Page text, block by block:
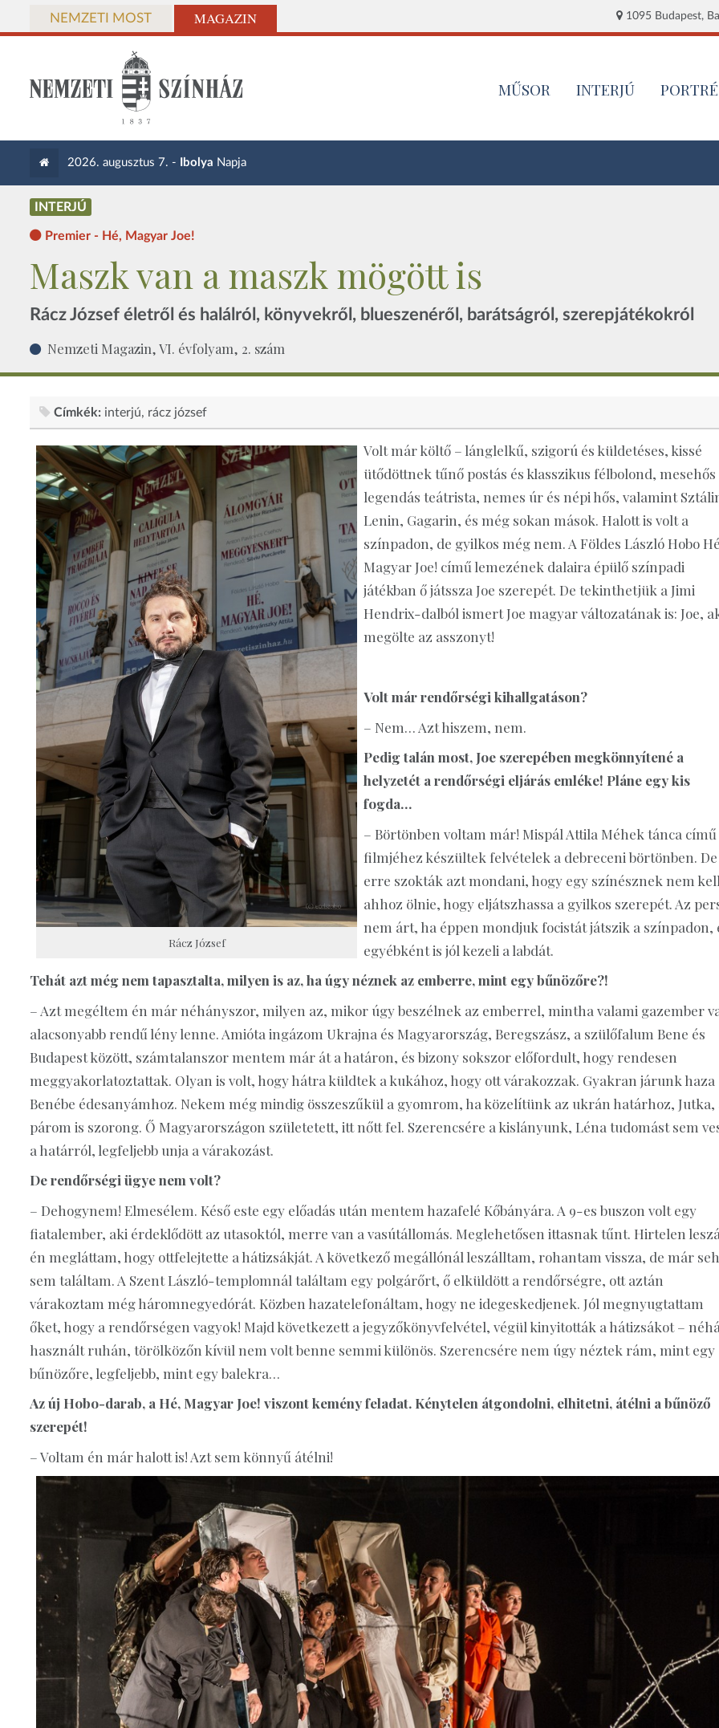
NEMZETI MOST MAGAZIN 1095 Budapest,
MŰSOR INTERJÚ PORTRÉ
2026. augusztus 7. - Ibolya Napja
INTERJÚ
Premier - Hé, Magyar Joe!
Maszk van a maszk mögött is
Rácz József életről és halálról, könyvekről, blueszenéről, barátságról, szerepjátékokról
Nemzeti Magazin, VI. évfolyam, 2. szám
Címkék: interjú rácz józsef
Rácz József
Volt már költő – lánglelkű, szigorú és küldetéses, kissé
ütődöttnek tűnő postás és klasszikus félbolond, mesehős
legendás teátrista, nemes úr és népi hős, valamint
Lenin, Gagarin, és még sokan mások. Halott is volt a
színpadon, de gyilkos még nem. A Földes László Hobo
Magyar Joe! című lemezének dalaira épülő színpadi
játékban ő játssza Joe szerepét. De tekinthetjük a Jimi
Hendrix-dalból ismert Joe magyar változatának is: Joe,
megölte az asszonyt!
Volt már rendőrségi kihallgatáson?
– Nem… Azt hiszem, nem.
Pedig talán most, Joe szerepében megkönnyítené a
helyzetét a rendőrségi eljárás emléke! Pláne egy kis
fogda…
– Börtönben voltam már! Mispál Attila Méhek tánca című
filmjéhez készültek felvételek a debreceni börtönben. De
erre szokták azt mondani, hogy egy színésznek nem kell
ahhoz ölnie, hogy eljátszhassa a gyilkos szerepét. Az
nem árt, ha éppen mondjuk focistát játszik a színpadon,
egyébként is jól kezeli a labdát.
Tehát azt még nem tapasztalta, milyen is az, ha úgy néznek az emberre, mint egy bűnözőre?!
– Azt megéltem én már néhányszor, milyen az, mikor úgy beszélnek az emberrel, mintha valami gazember
alacsonyabb rendű lény lenne. Amióta ingázom Ukrajna és Magyarország, Beregszász, a szülőfalum Bene és
Budapest között, számtalanszor mentem már át a határon, és bizony sokszor előfordult, hogy rendesen
meggyakorlatoztattak. Olyan is volt, hogy hátra küldtek a kukához, hogy ott várakozzak. Gyakran járunk haza
Benébe édesanyámhoz. Nekem még mindig összeszűkül a gyomrom, ha közelítünk az ukrán határhoz, Jutka,
párom is szorong. Ő Magyarországon születetett, itt nőtt fel. Szerencsére a kislányunk, Léna tudomást sem
a határról, legfeljebb unja a várakozást.
De rendőrségi ügye nem volt?
– Dehogynem! Elmesélem. Késő este egy előadás után mentem hazafelé Kőbányára. A 9-es buszon volt egy
fiatalember, aki érdeklődött az utasoktól, merre van a vasútállomás. Meglehetősen ittasnak tűnt. Hirtelen
én megláttam, hogy ottfelejtette a hátizsákját. A következő megállónál leszálltam, rohantam vissza, de már
sem találtam. A Szent László-templomnál találtam egy polgárőrt, ő elküldött a rendőrségre, ott aztán
várakoztam még háromnegyedórát. Közben hazatelefonáltam, hogy ne idegeskedjenek. Jól megnyugtattam
őket, hogy a rendőrségen vagyok! Majd következett a jegyzőkönyvfelvétel, végül kinyitották a hátizsákot –
használt ruhán, törölközőn kívül nem volt benne semmi különös. Szerencsére nem úgy néztek rám, mint egy
bűnözőre, legfeljebb, mint egy balekra…
Az új Hobo-darab, a Hé, Magyar Joe! viszont kemény feladat. Kénytelen átgondolni, elhitetni, átélni a bűnöző
szerepét!
– Voltam én már halott is! Azt sem könnyű átélni!